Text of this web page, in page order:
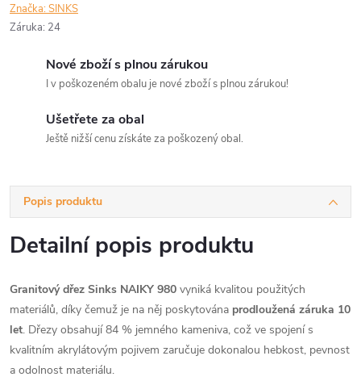
Značka:SINKS
Záruka: 24
Nové zboží s plnou zárukou
I v poškozeném obalu je nové zboží s plnou zárukou!
Ušetřete za obal
Ještě nižší cenu získáte za poškozený obal.
Popis produktu
Detailní popis produktu
Granitový dřez Sinks NAIKY 980 vyniká kvalitou použitých
materiálů, díky čemuž je na něj poskytována prodloužená záruka 10
let. Dřezy obsahují 84 % jemného kameniva, což ve spojení s
kvalitním akrylátovým pojivem zaručuje dokonalou hebkost, pevnost
a odolnost materiálu.